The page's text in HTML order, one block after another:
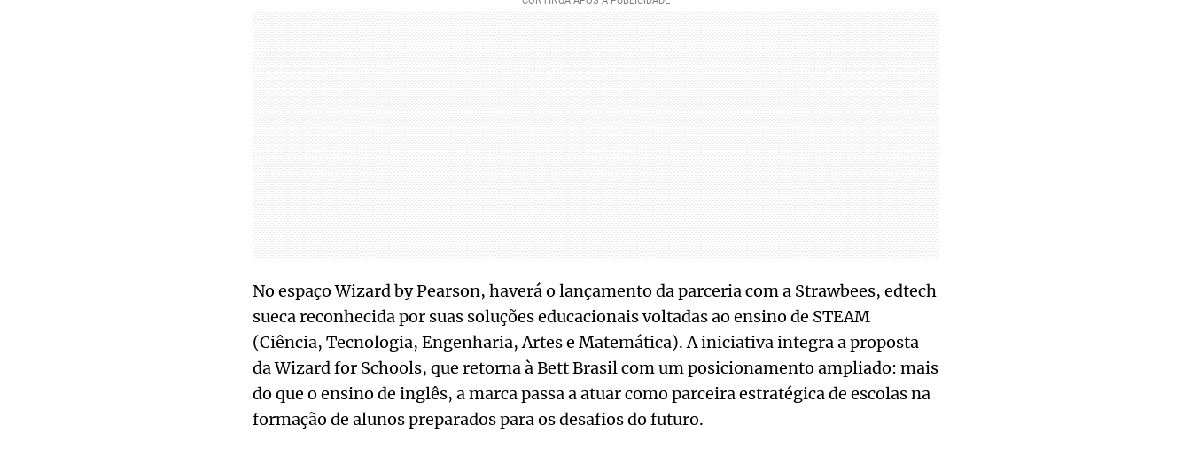
No espaço Wizard by Pearson, haverá o lançamento da parceria com a Strawbees, edtech
sueca reconhecida por suas soluções educacionais voltadas ao ensino de STEAM
(Ciência, Tecnologia, Engenharia, Artes e Matemática). A iniciativa integra a proposta
da Wizard for Schools, que retorna à Bett Brasil com um posicionamento ampliado: mais
do que o ensino de inglês, a marca passa a atuar como parceira estratégica de escolas na
formação de alunos preparados para os desafios do futuro.